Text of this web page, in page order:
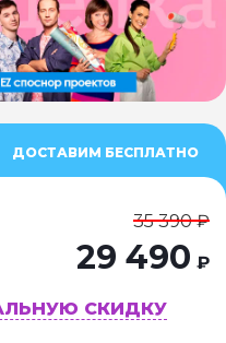
ДОСТАВИМ БЕСПЛАТНО
35 390 ₽
29 490 ₽
СКИДКУ